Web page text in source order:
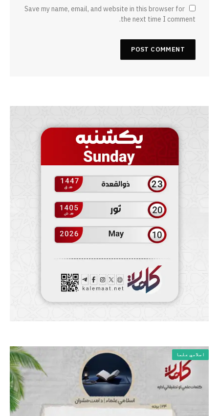
Save my name, email, and website in this browser for
the next time I comment.
اسلامي علما